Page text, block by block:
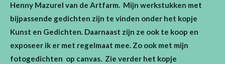
Henny Mazurel van de Artfarm. Mijn werkstukken met
bijpassende gedichten zijn te vinden onder het kopje
Kunst en Gedichten. Daarnaast zijn ze ook te koop en
exposeer ik er met regelmaat mee. Zo ook met mijn
fotogedichten op canvas. Zie verder het kopje